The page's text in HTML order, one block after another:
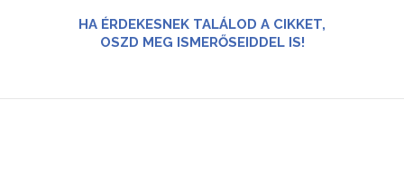
HA ÉRDEKESNEK TALÁLOD A CIKKET,
OSZD MEG ISMERŐSEIDDEL IS!